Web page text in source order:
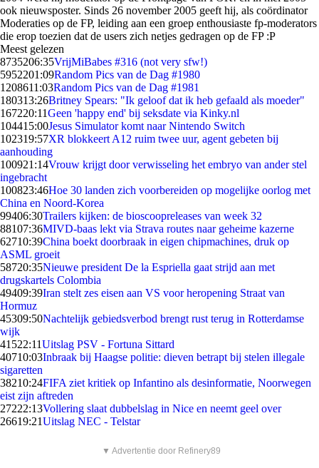
ook nieuwsposter. Sinds 26 november 2005 geeft hij, als coördinator
Moderaties op de FP, leiding aan een groep enthousiaste fp-moderators
die erop toezien dat de users zich netjes gedragen op de FP :P
Meest gelezen
8735206:35VrijMiBabes #316 (not very sfw!)
5952201:09Random Pics van de Dag #1980
1208611:03Random Pics van de Dag #1981
180313:26Britney Spears: "Ik geloof dat ik heb gefaald als moeder"
167220:11Geen 'happy end' bij seksdate via Kinky.nl
104415:00Jesus Simulator komt naar Nintendo Switch
102319:57XR blokkeert A12 ruim twee uur, agent gebeten bij
aanhouding
100921:14Vrouw krijgt door verwisseling het embryo van ander stel
ingebracht
100823:46Hoe 30 landen zich voorbereiden op mogelijke oorlog met
China en Noord-Korea
99406:30Trailers kijken: de bioscoopreleases van week 32
88107:36MIVD-baas lekt via Strava routes naar geheime kazerne
62710:39China boekt doorbraak in eigen chipmachines, druk op
ASML groeit
58720:35Nieuwe president De la Espriella gaat strijd aan met
drugskartels Colombia
49409:39Iran stelt zes eisen aan VS voor heropening Straat van
Hormuz
45309:50Nachtelijk gebiedsverbod brengt rust terug in Rotterdamse
wijk
41522:11Uitslag PSV - Fortuna Sittard
40710:03Inbraak bij Haagse politie: dieven betrapt bij stelen illegale
sigaretten
38210:24FIFA ziet kritiek op Infantino als desinformatie, Noorwegen
eist zijn aftreden
27222:13Vollering slaat dubbelslag in Nice en neemt geel over
26619:21Uitslag NEC - Telstar
▼ Advertentie door Refinery89